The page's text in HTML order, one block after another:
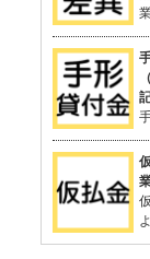
金 給与支給時に
を相殺する処理
る。 立替金の
くことが重要。
業員の頼みで、
を立て替え、現
方：立替金
入れなど。 「
文が成立した際
が一般的。 支払
け取りが確定
的に相手に預
う。 支払った
れ、将来的に商
つと考えられる
入れや費用と
はない。 目的
ば、支払った
ともある。 「
義で使用される
定配賦や標準原
生じる差異。
の理解は必須。
異は、製造間接
配賦額）と実際
差異の把握は、
において重要
賦」、「予定配
費」、「部門費
「予算差異」と
類がある。 配
って行われる貸
れる。 手形を
金」 手形借入金
束手形を使って
債に分類される